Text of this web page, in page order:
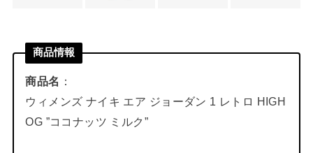
商品情報
商品名 ：
ウィメンズ ナイキ エア ジョーダン 1 レトロ HIGH
OG ”ココナッツ ミルク”